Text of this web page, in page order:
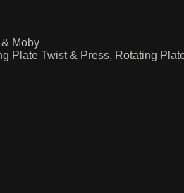
Moby
Plate Twist & Press, Rotating